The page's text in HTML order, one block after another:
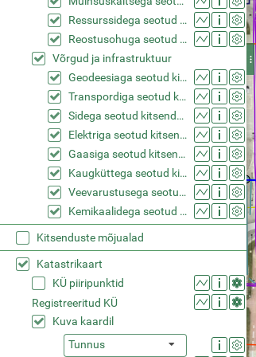
Ressurssidega seotud kitsendused (KPOIS)
Reostusohuga seotud kitsendused (KPOIS)
Võrgud ja infrastruktuur
Geodeesiaga seotud kitsendused (KPOIS)
Transpordiga seotud kitsendused (KPOIS)
Sidega seotud kitsendused (KPOIS)
Elektriga seotud kitsendused (KPOIS)
Gaasiga seotud kitsendused (KPOIS)
Kaugküttega seotud kitsendused (KPOIS)
Veevarustusega seotud kitsendused (KPOIS)
Kemikaalidega seotud kitsendused (KPOIS)
Kitsenduste mõjualad
Katastrikaart
KÜ piiripunktid
Registreeritud KÜ
Kuva kaardil
Tunnus